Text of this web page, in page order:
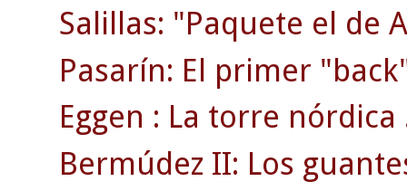
Salillas: "Paquete el de
Pasarín: El primer
Eggen : La torre nórdica
Bermúdez II: Los